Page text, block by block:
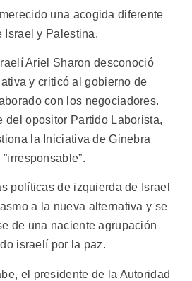
una acogida diferente
Israel y Palestina.
Ariel Sharon desconoció
y criticó al gobierno de
con los negociadores.
del opositor Partido Laborista,
la Iniciativa de Ginebra
políticas de izquierda de Israel
a la nueva alternativa y se
de una naciente agrupación
israelí por la paz.
el presidente de la Autoridad